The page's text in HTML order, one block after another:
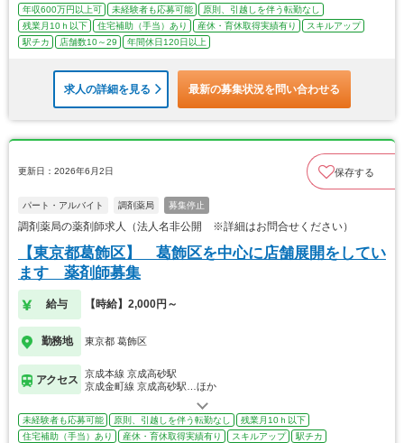
年収600万円以上可 未経験者も応募可能
原則、引越しを伴う転勤なし
残業月10ｈ以下
住宅補助（手当）あり 産休・育休取得実績有り
スキルアップ
駅チカ
店舗数10～29 年間休日120日以上
求人の詳細を見る 最新の募集状況を問い合わせる
更新日：2026年6月2日 保存する
パート・アルバイト 調剤薬局 募集停止
調剤薬局の薬剤師求人（法人名非公開 ※詳細はお問合せください）
【東京都葛飾区】 葛飾区を中心に店舗展開をしてい
ます 薬剤師募集
給与 【時給】2,000円～
勤務地 東京都 葛飾区
アクセス
京成本線 京成高砂駅
京成金町線 京成高砂駅…ほか
未経験者も応募可能 原則、引越しを伴う転勤なし
残業月10ｈ以下
住宅補助（手当）あり
産休・育休取得実績有り スキルアップ
駅チカ